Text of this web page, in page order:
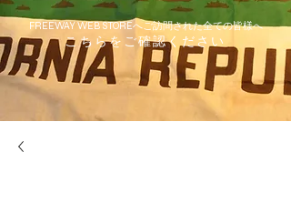
FREEWAY WEB STOREへご訪問された全ての皆様へ
こちらをご確認ください